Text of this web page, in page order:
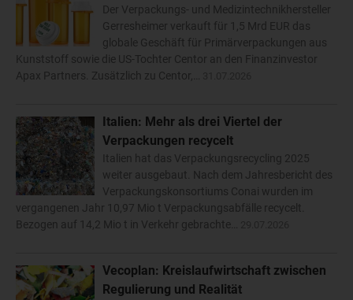
Der Verpackungs- und Medizintechnikhersteller
Gerresheimer verkauft für 1,5 Mrd EUR das
globale Geschäft für Primärverpackungen aus
Kunststoff sowie die US-Tochter Centor an den Finanzinvestor
Apax Partners. Zusätzlich zu Centor,…
Italien: Mehr als drei Viertel der
Verpackungen recycelt
Italien hat das Verpackungsrecycling 2025
weiter ausgebaut. Nach dem Jahresbericht des
Verpackungskonsortiums Conai wurden im
vergangenen Jahr 10,97 Mio t Verpackungsabfälle recycelt.
Bezogen auf 14,2 Mio t in Verkehr gebrachte…
Vecoplan: Kreislaufwirtschaft zwischen
Regulierung und Realität